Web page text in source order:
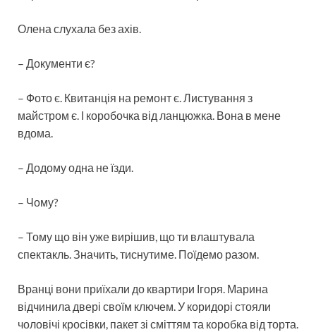
Олена слухала без ахів.
– Документи є?
– Фото є. Квитанція на ремонт є. Листування з
майстром є. І коробочка від ланцюжка. Вона в мене
вдома.
– Додому одна не їзди.
– Чому?
– Тому що він уже вирішив, що ти влаштувала
спектакль. Значить, тиснутиме. Поїдемо разом.
Вранці вони приїхали до квартири Ігоря. Марина
відчинила двері своїм ключем. У коридорі стояли
чоловічі кросівки, пакет зі сміттям та коробка від торта.